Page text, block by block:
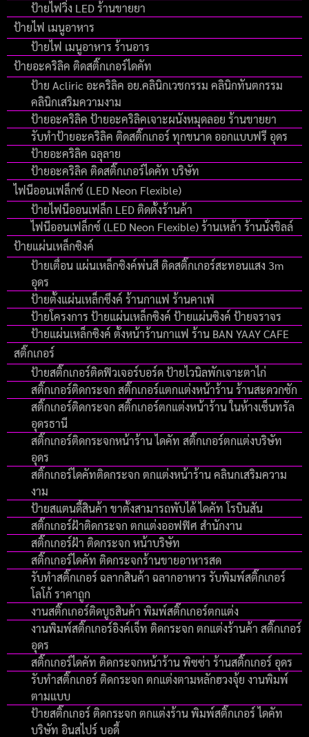
ป้ายไฟวิ่ง LED ร้านขายยา
ป้ายไฟ เมนูอาหาร
ป้ายไฟ เมนูอาหาร ร้านอาร
ป้ายอะคริลิค ติดสติ๊กเกอร์ไดคัท
ป้าย Acliric อะคริลิค อย.คลินิกเวชกรรม คลินิกทันตกรรม
คลินิกเสริมความงาม
ป้ายอะคริลิค ป้ายอะคริลิคเจาะผนังหมุดลอย ร้านขายยา
รับทำป้ายอะคริลิค ติดสติ๊กเกอร์ ทุกขนาด ออกแบบฟรี อุดร
ป้ายอะคริลิค ฉลุลาย
ป้ายอะคริลิค ติดสติ๊กเกอร์ไดคัท บริษัท
ไฟนีออนเฟล็กซ์ (LED Neon Flexible)
ป้ายไฟนีออนเฟล็ก LED ติดตั้งร้านค้า
ไฟนีออนเฟล็กซ์ (LED Neon Flexible) ร้านเหล้า ร้านนั่งชิลล์
ป้ายแผ่นเหล็กซิงค์
ป้ายเตื่อน แผ่นเหล็กซิงค์พ่นสี ติดสติ๊กเกอร์สะทอนแสง 3m
อุดร
ป้ายตั้งแผ่นเหล็กซึงค์ ร้านกาแฟ ร้านคาเฟ่
ป้ายโครงการ ป้ายแผ่นเหล็กซิงค์ ป้ายแผ่นซิงค์ ป้ายจราจร
ป้ายแผ่นเหล็กซิงค์ ตั้งหน้าร้านกาแฟ ร้าน BAN YAAY CAFE
สติ๊กเกอร์
ป้ายสติ๊กเกอร์ติดฟิวเจอร์บอร์ด ป้ายไวนิลพักเจาะตาไก่
สติ๊กเกอร์ติดกระจก สติ๊กเกอร์แตกแต่งหน้าร้าน ร้านสะดวกซัก
สติ๊กเกอร์ติดกระจก สติ๊กเกอร์ตกแต่งหน้าร้าน ในห้างเซ็นทรัล
อุดรธานี
สติ๊กเกอร์ติดกระจกหน้าร้าน ไดคัท สติ๊กเกอร์ตกแต่งบริษัท
อุดร
สติ๊กเกอร์ไดคัทติดกระจก ตกแต่งหน้าร้าน คลินกเสริมความ
งาม
ป้ายสแตนดี้สินค้า ขาตั้งสามารถพับได้ ไดคัท โรบินสัน
สติ๊กเกอร์ฝ้าติดกระจก ตกแต่งออฟฟิศ สำนักงาน
สติ๊กเกอร์ฝ้า ติดกระจก หน้าบริษัท
สติ๊กเกอร์ไดคัท ติดกระจกร้านขายอาหารสด
รับทําสติ๊กเกอร์ ฉลากสินค้า ฉลากอาหาร รับพิมพ์สติ๊กเกอร์
โลโก้ ราคาถูก
งานสติ๊กเกอร์ติดบูธสินค้า พิมพ์สติ๊กเกอร์ตกแต่ง
งานพิมพ์สติ๊กเกอร์อิงค์เจ็ท ติดกระจก ตกแต่งร้านค้า สติ๊กเกอร์
อุดร
สติ๊กเกอร์ไดคัท ติดกระจกหน้าร้าน พิซซ่า ร้านสติ๊กเกอร์ อุดร
รับทำสติ๊กเกอร์ ติดกระจก ตกแต่งตามหลักฮวงจุ้ย งานพิมพ์
ตามแบบ
ป้ายสติ๊กเกอร์ ติดกระจก ตกแต่งร้าน พิมพ์สติ๊กเกอร์ ไดคัท
บริษัท อินสไปร์ บอดี้